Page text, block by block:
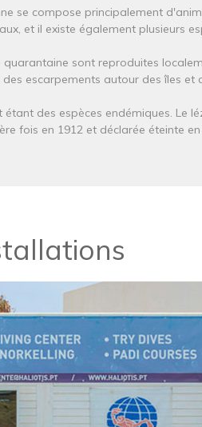
se compose principalement
et il existe également plusieurs
sont reproduites
escarpements autour des îles et
des espèces endémiques. Le
fois en 1912 et déclarée éteinte en